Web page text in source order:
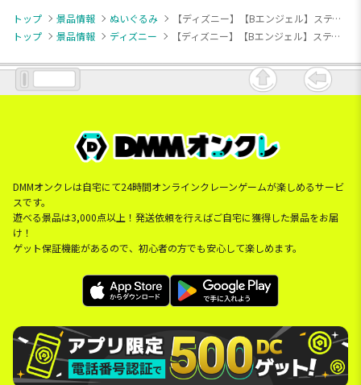
トップ 景品情報 ぬいぐるみ
【ディズニー】【Bエンジェル】スティッチ ぬいぐるみ ～イトコ～(EX)
トップ
景品情報 ディズニー 【ディズニー】【Bエンジェル】スティッチ ぬいぐるみ ～イトコ～(EX)
DMMオンクレは自宅にて24時間オンラインクレーンゲームが楽しめるサービ
スです。
遊べる景品は3,000点以上！発送依頼を行えばご自宅に獲得した景品をお届
け！
ゲット保証機能があるので、初心者の方でも安心して楽しめます。